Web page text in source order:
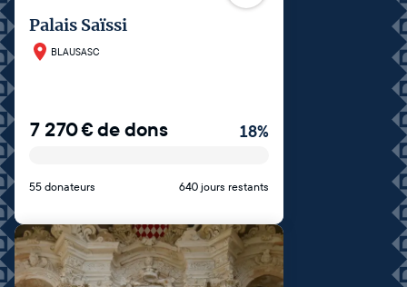
Palais Saïssi
BLAUSASC
7 270€de dons 18%
55 donateurs 640 jours restants